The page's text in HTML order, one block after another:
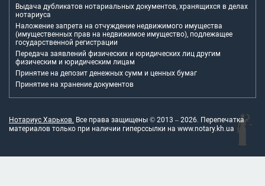
Выдача дубликатов нотариальных документов, хранящихся в делах
нотариуса
Наложение запрета на отчуждение недвижимого имущества
(имущественных прав на недвижимое имущество), подлежащее
государственной регистрации
Передача заявлений физических и юридических лиц другим
физическим и юридическим лицам
Принятие на депозит денежных сумм и ценных бумаг
Принятие на хранение документов
Нотариус Харьков. Все права защищены © 2013 – 2026. Перепечатка
материалов только при наличии гиперссылки на www.notary.kh.ua